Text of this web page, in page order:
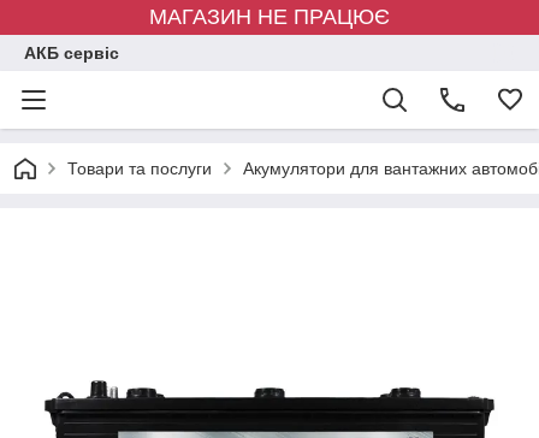
МАГАЗИН НЕ ПРАЦЮЄ
АКБ сервіс
Товари та послуги Акумулятори для вантажних